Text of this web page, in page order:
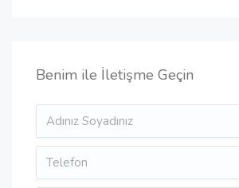
Benim ile İletişme Geçin